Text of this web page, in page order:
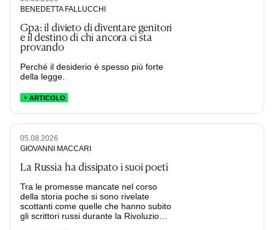
BENEDETTA FALLUCCHI
Gpa: il divieto di diventare genitori
e il destino di chi ancora ci sta
provando
Perché il desiderio è spesso più forte
della legge.
ARTICOLO
05.08.2026
GIOVANNI MACCARI
La Russia ha dissipato i suoi poeti
Tra le promesse mancate nel corso
della storia poche si sono rivelate
scottanti come quelle che hanno subito
gli scrittori russi durante la Rivoluzione.